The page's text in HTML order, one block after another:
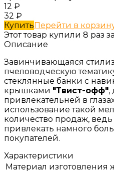
12 ₽
32 ₽
КупитьПерейти в
Этот товар купили 8 раз
Описание
Завинчивающаяся
пчеловодческую
стеклянные банки с
крышками "Твист-офф",
привлекательней в
использование такой
количество продаж,
привлекать намного
покупателей.
Характеристики
Материал изготовления